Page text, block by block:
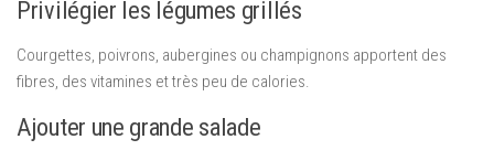
Privilégier les légumes grillés
Courgettes, poivrons, aubergines ou champignons apportent des
fibres, des vitamines et très peu de calories.
Ajouter une grande salade